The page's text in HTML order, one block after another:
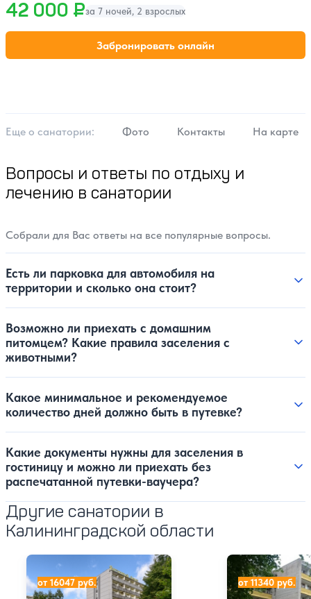
42 000 ₽за 7 ночей, 2 взрослых
Забронировать онлайн
Еще о cанатории: Фото Контакты На карте
Вопросы и ответы по отдыху и
лечению в санатории
Собрали для Вас ответы на все популярные вопросы.
Есть ли парковка для автомобиля на
территории и сколько она стоит?
Возможно ли приехать с домашним
питомцем? Какие правила заселения с
животными?
Какое минимальное и рекомендуемое
количество дней должно быть в путевке?
Какие документы нужны для заселения в
гостиницу и можно ли приехать без
распечатанной путевки-ваучера?
Другие санатории в
Калининградской области
Санаторий Янтарный берег
от 16047 руб.
Санаторий
от 11340 руб.